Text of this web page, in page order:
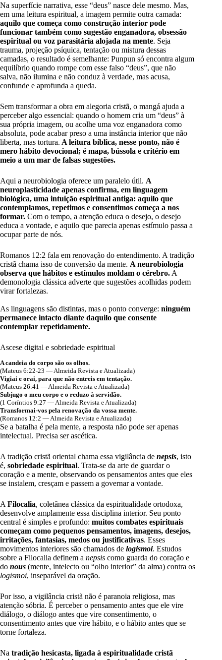
Na superfície narrativa, esse “deus” nasce dele mesmo. Mas,
em uma leitura espiritual, a imagem permite outra camada:
aquilo que começa como construção interior pode
funcionar também como sugestão enganadora, obsessão
espiritual ou voz parasitária alojada na mente. Seja
trauma, projeção psíquica, tentação ou mistura dessas
camadas, o resultado é semelhante: Punpun só encontra algum
equilíbrio quando rompe com esse falso “deus”, que não
salva, não ilumina e não conduz à verdade, mas acusa,
confunde e aprofunda a queda.
Sem transformar a obra em alegoria cristã, o mangá ajuda a
perceber algo essencial: quando o homem cria um “deus” à
sua própria imagem, ou acolhe uma voz enganadora como
absoluta, pode acabar preso a uma instância interior que não
liberta, mas tortura. A leitura bíblica, nesse ponto, não é
mero hábito devocional; é mapa, bússola e critério em
meio a um mar de falsas sugestões.
Aqui a neurobiologia oferece um paralelo útil. A
neuroplasticidade apenas confirma, em linguagem
biológica, uma intuição espiritual antiga: aquilo que
contemplamos, repetimos e consentimos começa a nos
formar. Com o tempo, a atenção educa o desejo, o desejo
educa a vontade, e aquilo que parecia apenas estímulo passa a
ocupar parte de nós.
Romanos 12:2 fala em renovação do entendimento. A tradição
cristã chama isso de conversão da mente. A neurobiologia
observa que hábitos e estímulos moldam o cérebro. A
demonologia clássica adverte que sugestões acolhidas podem
virar fortalezas.
As linguagens são distintas, mas o ponto converge: ninguém
permanece intacto diante daquilo que consente
contemplar repetidamente.
Ascese digital e sobriedade espiritual
A candeia do corpo são os olhos.
(Mateus 6:22-23 — Almeida Revista e Atualizada)
Vigiai e orai, para que não entreis em tentação.
(Mateus 26:41 — Almeida Revista e Atualizada)
Subjugo o meu corpo e o reduzo à servidão.
(1 Coríntios 9:27 — Almeida Revista e Atualizada)
Transformai-vos pela renovação da vossa mente.
(Romanos 12:2 — Almeida Revista e Atualizada)
Se a batalha é pela mente, a resposta não pode ser apenas
intelectual. Precisa ser ascética.
A tradição cristã oriental chama essa vigilância de nepsis, isto
é, sobriedade espiritual. Trata-se da arte de guardar o
coração e a mente, observando os pensamentos antes que eles
se instalem, cresçam e passem a governar a vontade.
AFilocalia, coletânea clássica da espiritualidade ortodoxa,
desenvolve amplamente essa disciplina interior. Seu ponto
central é simples e profundo: muitos combates espirituais
começam como pequenos pensamentos, imagens, desejos,
irritações, fantasias, medos ou justificativas. Esses
movimentos interiores são chamados de logismoi. Estudos
sobre a Filocalia definem a nepsis como guarda do coração e
do nous (mente, intelecto ou “olho interior” da alma) contra os
logismoi, inseparável da oração.
Por isso, a vigilância cristã não é paranoia religiosa, mas
atenção sóbria. É perceber o pensamento antes que ele vire
diálogo, o diálogo antes que vire consentimento, o
consentimento antes que vire hábito, e o hábito antes que se
torne fortaleza.
Na tradição hesicasta, ligada à espiritualidade cristã